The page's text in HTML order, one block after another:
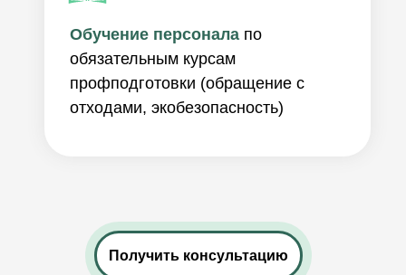
Получить консультацию
Обучение персонала по
обязательным курсам
профподготовки (обращение с
отходами, экобезопасность)